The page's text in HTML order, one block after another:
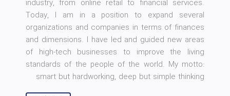
industry, from online retail to financial services.
Today, I am in a position to expand several
organizations and companies in terms of finances
and dimensions. I have led and guided new areas
of high-tech businesses to improve the living
standards of the people of the world. My motto:
smart but hardworking, deep but simple thinking